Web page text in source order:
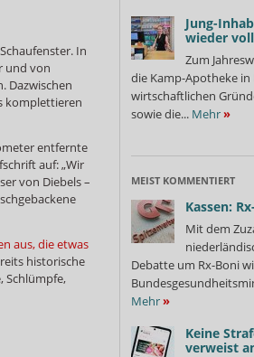
In
und von
Dazwischen
komplettieren
entfernte
auf: „Wir
von Diebels –
aus, die etwas
historische
Schlümpfe,
Jung-
wieder
Zum
die Kamp-Apotheke in
wirtschaftlichen
sowie die... Mehr»
MEIST KOMMENTIERT
Kassen:
Mit dem
Debatte um Rx-Boni
Mehr»
Keine
verweist